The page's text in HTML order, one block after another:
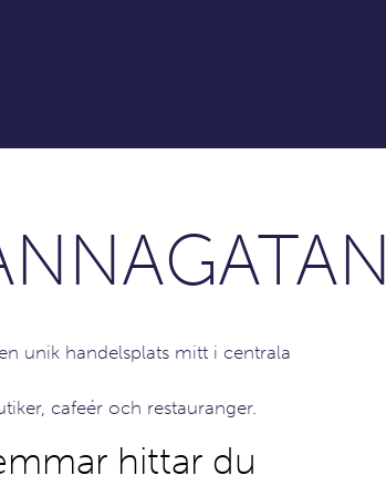
unik handelsplats mitt i centrala
cafeér och restauranger.
hittar du